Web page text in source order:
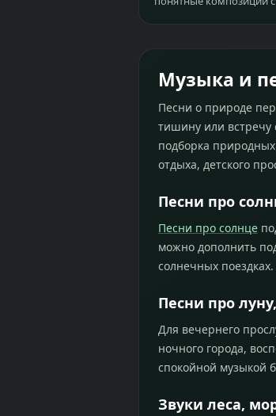
Музыка и
Песни о природе
тишину или встречу
подборка природных
отдыха, детского
Песни про
Песни про солнце
можно дополнить
солнечных поездках.
Песни про
Для вечернего
ночного города,
спокойной музыкой
Звуки леса,